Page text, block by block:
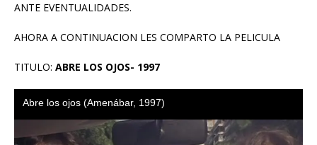
ANTE EVENTUALIDADES.
AHORA A CONTINUACION LES COMPARTO LA PELICULA
TITULO: ABRE LOS OJOS- 1997